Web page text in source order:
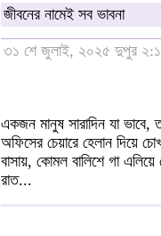
জীবনের নামেই সব ভাবনা
৩১ শে জুলাই, ২০২৫ দুপুর
একজন মানুষ সারাদিন যা
অফিসের চেয়ারে হেলান দিয়ে
বাসায়, কোমল বালিশে গা
রাত...